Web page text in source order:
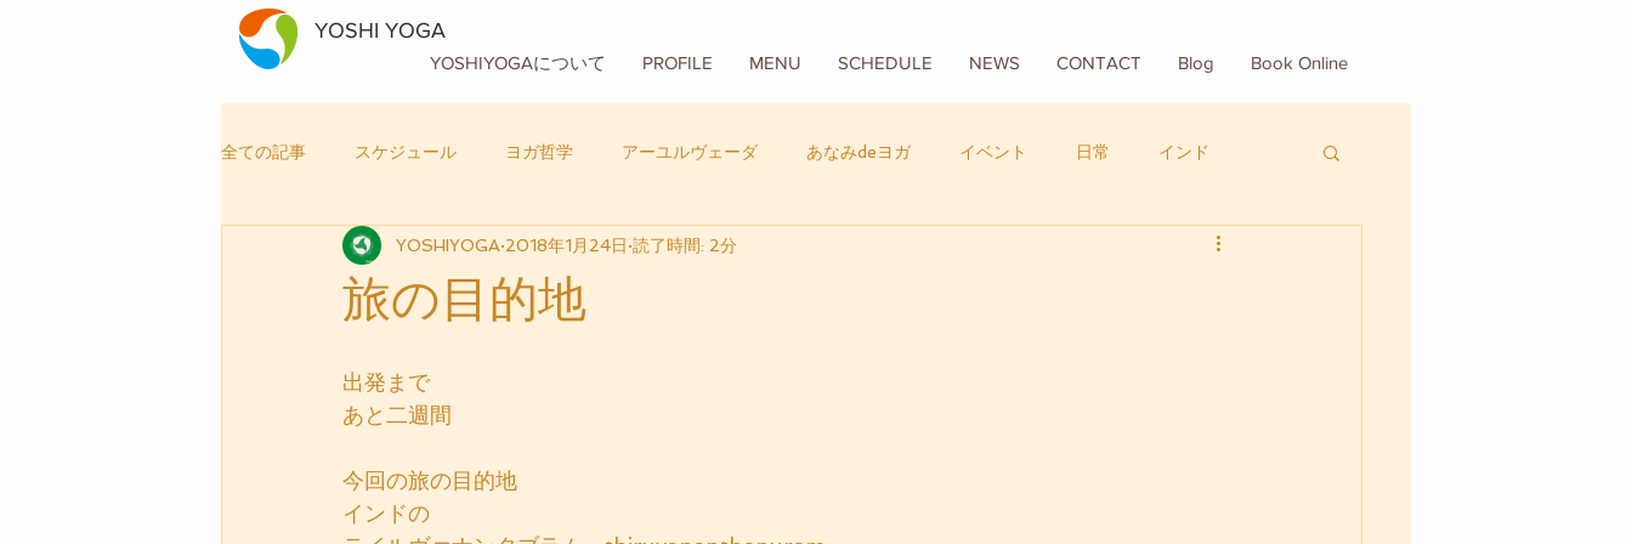
YOSHI YOGA
YOSHIYOGAについて PROFILE MENU SCHEDULE NEWS CONTACT Blog Book Online
全ての記事 スケジュール ヨガ哲学 アーユルヴェーダ あなみdeヨガ イベント 日常 インド
自律神経メンテナンス ヨガ フード バリ
旅の目的地
YOSHIYOGA 2018年1月24日 読了時間: 2分
出発まで
あと二週間
今回の旅の目的地
インドの